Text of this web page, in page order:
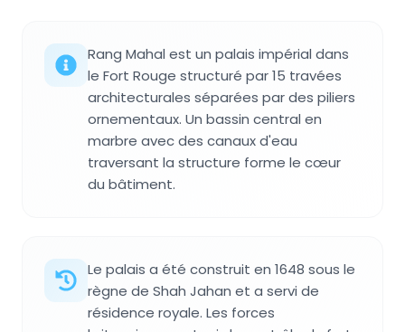
Rang Mahal est un palais impérial dans
le Fort Rouge structuré par 15 travées
architecturales séparées par des piliers
ornementaux. Un bassin central en
marbre avec des canaux d'eau
traversant la structure forme le cœur
du bâtiment.
Le palais a été construit en 1648 sous le
règne de Shah Jahan et a servi de
résidence royale. Les forces